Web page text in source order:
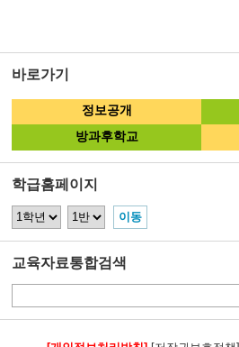
바로가기
정보공개
방과후학교
학급홈페이지
교육자료통합검색